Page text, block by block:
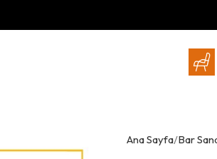
Ana Sayfa Bar